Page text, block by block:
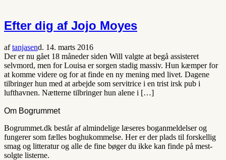
Efter dig af Jojo Moyes
aftanjasend. 14. marts 2016
Der er nu gået 18 måneder siden Will valgte at begå assisteret
selvmord, men for Louisa er sorgen stadig massiv. Hun kæmper for
at komme videre og for at finde en ny mening med livet. Dagene
tilbringer hun med at arbejde som servitrice i en trist irsk pub i
lufthavnen. Nætterne tilbringer hun alene i […]
Om Bogrummet
Bogrummet.dk består af almindelige læseres boganmeldelser og
fungerer som fælles boghukommelse. Her er der plads til forskellig
smag og litteratur og alle de fine bøger du ikke kan finde på mest-
solgte listerne.